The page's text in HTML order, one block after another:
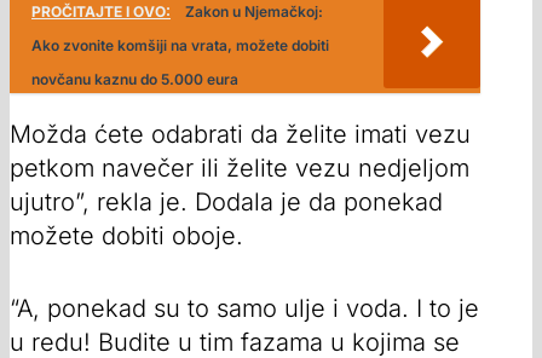
PROČITAJTE I OVO:
Zakon u Njemačkoj:
Ako zvonite komšiji na vrata, možete dobiti
novčanu kaznu do 5.000 eura
Možda ćete odabrati da želite imati vezu
petkom navečer ili želite vezu nedjeljom
ujutro”, rekla je. Dodala je da ponekad
možete dobiti oboje.
“A, ponekad su to samo ulje i voda. I to je
u redu! Budite u tim fazama u kojima se